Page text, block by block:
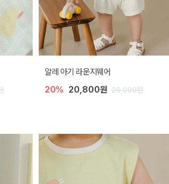
알레 아기 라운지웨어
20% 20,800원 26,000원